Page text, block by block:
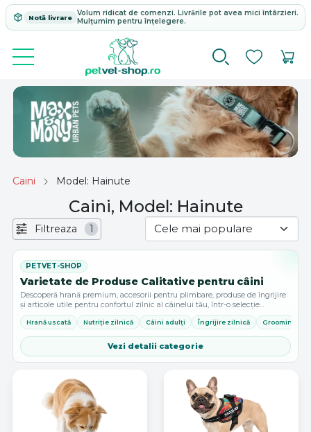
Notă livrare
Volum ridicat de comenzi. Livrările pot avea mici întârzieri.
Mulțumim pentru înțelegere.
Caini Model: Hainute
Caini, Model: Hainute
Filtreaza 1
Varietate de Produse Calitative pentru câini
Descoperă hrană premium, accesorii pentru plimbare, produse de îngrijire
și articole utile pentru confortul zilnic al câinelui tău, într-o selecție
potrivită pentru toate taliile și etapele de viață.
Hrană uscată Nutriție zilnică Câini adulți Îngrijire zilnică Grooming
Vezi detalii categorie